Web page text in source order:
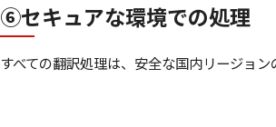
⑥セキュアな環境での処理
すべての翻訳処理は、安全な国内リージョ